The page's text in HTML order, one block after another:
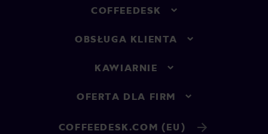
COFFEEDESK
OBSŁUGA KLIENTA
KAWIARNIE
OFERTA DLA FIRM
COFFEEDESK.COM (EU)